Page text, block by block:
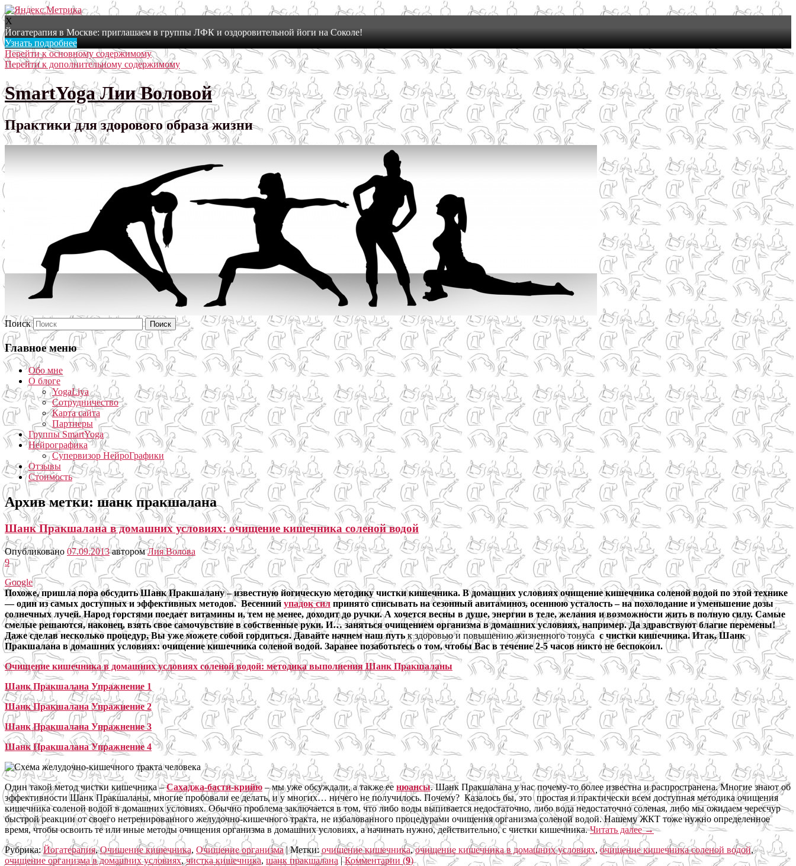
X
Йогатерапия в Москве: приглашаем в группы ЛФК и оздоровительной йоги на Соколе!
Узнать подробнее
Перейти к основному содержимому
Перейти к дополнительному содержимому
SmartYoga Лии Воловой
Практики для здорового образа жизни
Поиск
Главное меню
Обо мне
О блоге
YogaLiya
Сотрудничество
Карта сайта
Партнеры
Группы SmartYoga
Нейрографика
Супервизор НейроГрафики
Отзывы
Стоимость
Архив метки: шанк пракшалана
Шанк Пракшалана в домашних условиях: очищение кишечника соленой водой
Опубликовано 07.09.2013 авторомЛия Волова
9
Google
Похоже, пришла пора обсудить Шанк Пракшалану – известную йогическую методику чистки кишечника. В домашних условиях очищение кишечника соленой водой по этой технике
— один из самых доступных и эффективных методов. Весенний упадок сил принято списывать на сезонный авитаминоз, осеннюю усталость – на похолодание и уменьшение дозы
солнечных лучей. Народ горстями поедает витамины и, тем не менее, доходит до ручки. А хочется весны в душе, энергии в теле, желания и возможности жить в полную силу. Самые
смелые решаются, наконец, взять свое самочувствие в собственные руки. И… заняться очищением организма в домашних условиях, например. Да здравствуют благие перемены!
Даже сделав несколько процедур, Вы уже можете собой гордиться. Давайте начнем наш путь к здоровью и повышению жизненного тонуса с чистки кишечника. Итак, Шанк
Пракшалана в домашних условиях: очищение кишечника соленой водой. Заранее позаботьтесь о том, чтобы Вас в течение 2-5 часов никто не беспокоил.
Очищение кишечника в домашних условиях соленой водой: методика выполнения Шанк Пракшаланы
Шанк Пракшалана Упражнение 1
Шанк Пракшалана Упражнение 2
Шанк Пракшалана Упражнение 3
Шанк Пракшалана Упражнение 4
Один такой метод чистки кишечника –Сахаджа-басти-крийю – мы уже обсуждали, а также ее нюансы. Шанк Пракшалана у нас почему-то более известна и распространена. Многие знают об
эффективности Шанк Пракшаланы, многие пробовали ее делать, и у многих… ничего не получилось. Почему? Казалось бы, это простая и практически всем доступная методика очищения
кишечника соленой водой в домашних условиях. Обычно проблема заключается в том, что либо воды выпивается недостаточно, либо вода недостаточно соленая, либо мы ожидаем чересчур
быстрой реакции от своего нетренированного желудочно-кишечного тракта, не избалованного процедурами очищения организма соленой водой. Нашему ЖКТ тоже нужно определенное
время, чтобы освоить те или иные методы очищения организма в домашних условиях, а начинать нужно, действительно, с чистки кишечника.Читать далее→
Рубрика: Йогатерапия,Очищение кишечника, Очищение организма |Метки: очищение кишечника,очищение кишечника в домашних условиях,очищение кишечника соленой водой,
очищение организма в домашних условиях,чистка кишечника, шанк пракшалана |Комментарии (9)